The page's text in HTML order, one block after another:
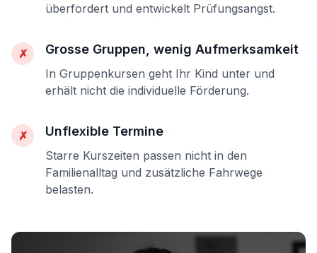
überfordert und entwickelt Prüfungsangst.
✗ Grosse Gruppen, wenig Aufmerksamkeit
In Gruppenkursen geht Ihr Kind unter und
erhält nicht die individuelle Förderung.
✗ Unflexible Termine
Starre Kurszeiten passen nicht in den
Familienalltag und zusätzliche Fahrwege
belasten.